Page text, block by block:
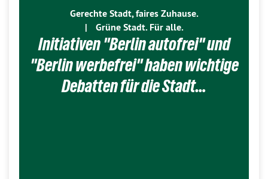
Gerechte Stadt, faires Zuhause.
|
Grüne Stadt. Für alle.
Initiativen "Berlin autofrei" und
"Berlin werbefrei" haben wichtige
Debatten für die Stadt…